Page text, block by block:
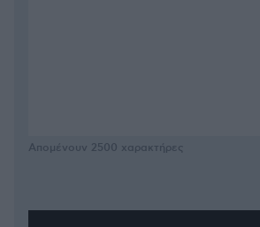
Απομένουν 2500 χαρακτήρες